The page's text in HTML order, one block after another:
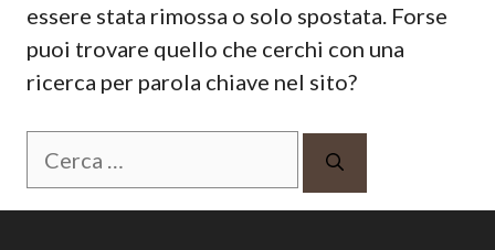
essere stata rimossa o solo spostata. Forse
puoi trovare quello che cerchi con una
ricerca per parola chiave nel sito?
Ricerca